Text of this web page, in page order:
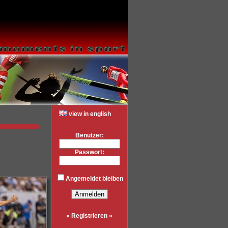
view in english
Benutzer:
Passwort:
Angemeldet bleiben
» Registrieren »